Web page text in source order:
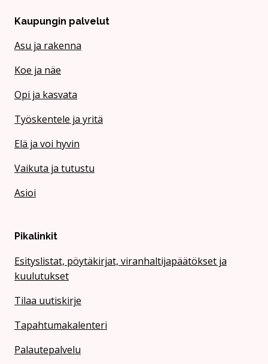
Kaupungin palvelut
Asu ja rakenna
Koe ja näe
Opi ja kasvata
Työskentele ja yritä
Elä ja voi hyvin
Vaikuta ja tutustu
Asioi
Pikalinkit
Esityslistat, pöytäkirjat, viranhaltijapäätökset ja
kuulutukset
Tilaa uutiskirje
Tapahtumakalenteri
Palautepalvelu